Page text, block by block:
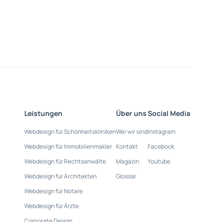
Leistungen
Webdesign für Schönheitskliniken
Webdesign für Immobilienmakler
Webdesign für Rechtsanwälte
Webdesign für Architekten
Webdesign für Notare
Webdesign für Ärzte
Über uns
Wer wir sind
Kontakt
Magazin
Glossar
Social Media
Instagram
Facebook
Youtube